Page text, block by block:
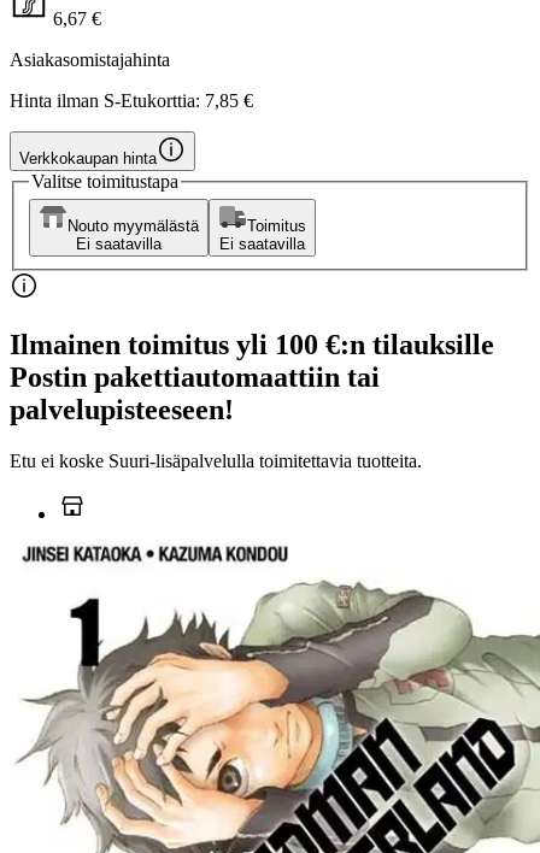
6,67 €
Asiakasomistajahinta
Hinta ilman S-Etukorttia: 7,85 €
Verkkokaupan hinta
Valitse toimitustapa
Nouto myymälästä
Ei saatavilla
Toimitus
Ei saatavilla
Ilmainen toimitus yli 100 €:n tilauksille
Postin pakettiautomaattiin tai
palvelupisteeseen!
Etu ei koske Suuri‑lisäpalvelulla toimitettavia tuotteita.
Tarkista myymäläsaatavuus
Ei saatavilla
Tuotekuvaus